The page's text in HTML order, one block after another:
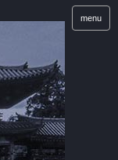
menu